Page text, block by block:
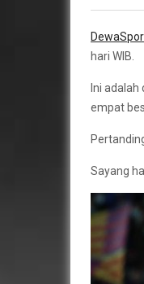
hari WIB.
Ini
empat
Sayang